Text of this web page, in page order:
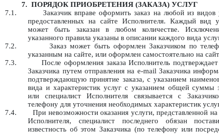
7. ПОРЯДОК ПРИОБРЕТЕНИЯ (ЗАКАЗА) УСЛУГ
7.1.
Заказчик вправе оформить заказ на любой из видов
предоставленных на сайте Исполнителя. Каждый вид
может быть заказан в любом количестве.
указанного правила указаны в описании каждого вида
7.2.
Заказ может быть оформлен Заказчиком по
указанным на сайте, или оформлен самостоятельно на
7.3.
После оформления заказа Исполнитель подтверждает
Заказчика путем отправления на e-mail Заказчика
подтверждающую принятие заказа, с указанием
вида и характеристик услуг с указанием общей суммы
или специалист Исполнителя связывается с
телефону для уточнения необходимых характеристик
7.4.
При невозможности оказания услуги, представленной на
Исполнителя, специалист последнего обязан
известность об этом Заказчика (по телефону или